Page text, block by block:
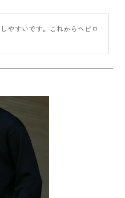
やすいです。これからヘビロ